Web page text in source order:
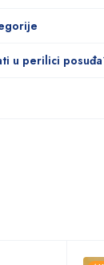
u perilici